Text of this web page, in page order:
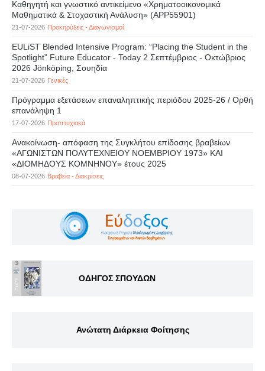
Καθηγητή και γνωστικό αντικείμενο «Χρηματοοικονομικά
Μαθηματικά & Στοχαστική Ανάλυση» (APP55901)
21-07-2026 Προκηρύξεις - Διαγωνισμοί
EULiST Blended Intensive Program: “Placing the Student in the
Spotlight” Future Educator - Today 2 Σεπτέμβριος - Οκτώβριος
2026 Jönköping, Σουηδία
21-07-2026 Γενικές
Πρόγραμμα εξετάσεων επαναληπτικής περιόδου 2025-26 / Ορθή
επανάληψη 1
17-07-2026 Προπτυχιακά
Ανακοίνωση- απόφαση της Συγκλήτου επίδοσης βραβείων
«ΑΓΩΝΙΣΤΩΝ ΠΟΛΥΤΕΧΝΕΙΟΥ ΝΟΕΜΒΡΙΟΥ 1973» ΚΑΙ
«ΔΙΟΜΗΔΟΥΣ ΚΟΜΝΗΝΟΥ» έτους 2025
08-07-2026 Βραβεία - Διακρίσεις
ΟΔΗΓΟΣ ΣΠΟΥΔΩΝ
Ανώτατη Διάρκεια Φοίτησης